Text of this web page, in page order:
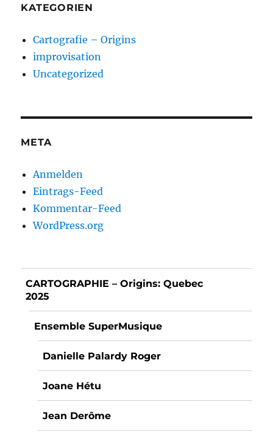
KATEGORIEN
Cartografie – Origins
improvisation
Uncategorized
META
Anmelden
Eintrags-Feed
Kommentar-Feed
WordPress.org
CARTOGRAPHIE – Origins: Quebec
2025
Ensemble SuperMusique
Danielle Palardy Roger
Joane Hétu
Jean Derôme